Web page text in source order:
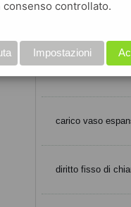
analisi di
carico vaso
diritto fisso di
controllato.
Impostazioni